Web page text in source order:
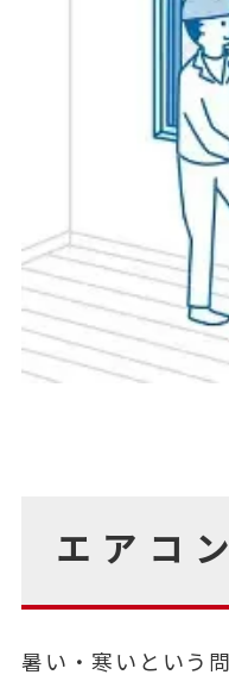
エアコ
暑い・寒いという問